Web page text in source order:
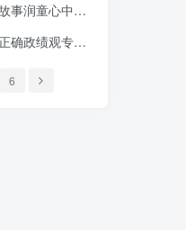
教育主题班会PPT模板
课件完整版可下载
6